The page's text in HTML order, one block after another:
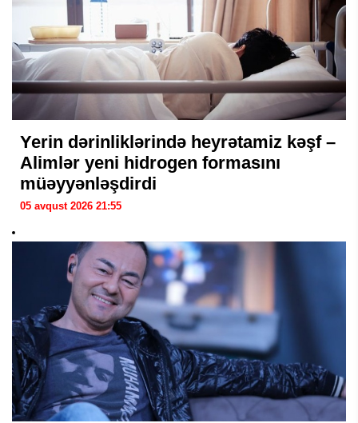
Yerin dərinliklərində heyrətamiz kəşf –
Alimlər yeni hidrogen formasını
müəyyənləşdirdi
05 avqust 2026 21:55